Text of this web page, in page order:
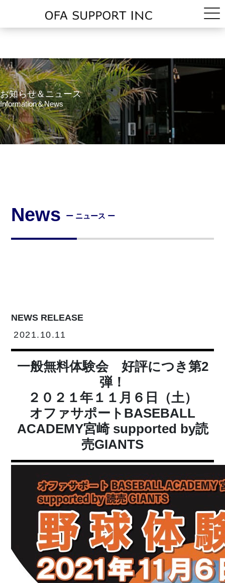
お知らせ＆ニュース
Information＆News
News ー ニュース ー
NEWS RELEASE
2021.10.11
一般無料体験会 好評につき第2
弾！
２０２１年１１月６日（土）
オファサポートBASEBALL
ACADEMY宮崎 supported by読
売GIANTS